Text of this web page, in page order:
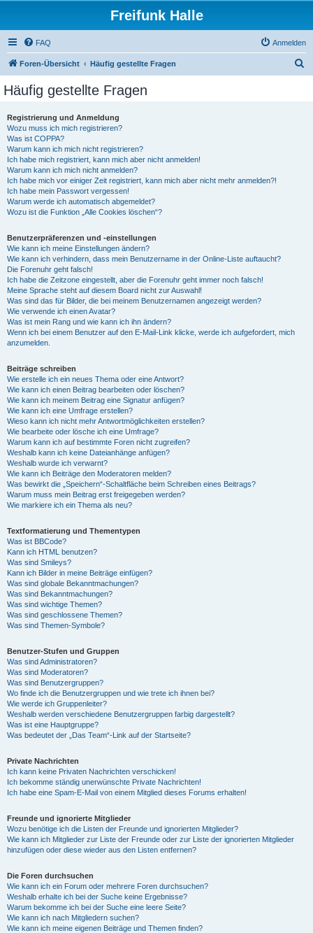
Freifunk Halle
FAQ Anmelden
Foren-Übersicht Häufig gestellte Fragen
Häufig gestellte Fragen
Registrierung und Anmeldung
Wozu muss ich mich registrieren?
Was ist COPPA?
Warum kann ich mich nicht registrieren?
Ich habe mich registriert, kann mich aber nicht anmelden!
Warum kann ich mich nicht anmelden?
Ich habe mich vor einiger Zeit registriert, kann mich aber nicht mehr anmelden?!
Ich habe mein Passwort vergessen!
Warum werde ich automatisch abgemeldet?
Wozu ist die Funktion „Alle Cookies löschen“?
Benutzerpräferenzen und -einstellungen
Wie kann ich meine Einstellungen ändern?
Wie kann ich verhindern, dass mein Benutzername in der Online-Liste auftaucht?
Die Forenuhr geht falsch!
Ich habe die Zeitzone eingestellt, aber die Forenuhr geht immer noch falsch!
Meine Sprache steht auf diesem Board nicht zur Auswahl!
Was sind das für Bilder, die bei meinem Benutzernamen angezeigt werden?
Wie verwende ich einen Avatar?
Was ist mein Rang und wie kann ich ihn ändern?
Wenn ich bei einem Benutzer auf den E-Mail-Link klicke, werde ich aufgefordert, mich
anzumelden.
Beiträge schreiben
Wie erstelle ich ein neues Thema oder eine Antwort?
Wie kann ich einen Beitrag bearbeiten oder löschen?
Wie kann ich meinem Beitrag eine Signatur anfügen?
Wie kann ich eine Umfrage erstellen?
Wieso kann ich nicht mehr Antwortmöglichkeiten erstellen?
Wie bearbeite oder lösche ich eine Umfrage?
Warum kann ich auf bestimmte Foren nicht zugreifen?
Weshalb kann ich keine Dateianhänge anfügen?
Weshalb wurde ich verwarnt?
Wie kann ich Beiträge den Moderatoren melden?
Was bewirkt die „Speichern“-Schaltfläche beim Schreiben eines Beitrags?
Warum muss mein Beitrag erst freigegeben werden?
Wie markiere ich ein Thema als neu?
Textformatierung und Thementypen
Was ist BBCode?
Kann ich HTML benutzen?
Was sind Smileys?
Kann ich Bilder in meine Beiträge einfügen?
Was sind globale Bekanntmachungen?
Was sind Bekanntmachungen?
Was sind wichtige Themen?
Was sind geschlossene Themen?
Was sind Themen-Symbole?
Benutzer-Stufen und Gruppen
Was sind Administratoren?
Was sind Moderatoren?
Was sind Benutzergruppen?
Wo finde ich die Benutzergruppen und wie trete ich ihnen bei?
Wie werde ich Gruppenleiter?
Weshalb werden verschiedene Benutzergruppen farbig dargestellt?
Was ist eine Hauptgruppe?
Was bedeutet der „Das Team“-Link auf der Startseite?
Private Nachrichten
Ich kann keine Privaten Nachrichten verschicken!
Ich bekomme ständig unerwünschte Private Nachrichten!
Ich habe eine Spam-E-Mail von einem Mitglied dieses Forums erhalten!
Freunde und ignorierte Mitglieder
Wozu benötige ich die Listen der Freunde und ignorierten Mitglieder?
Wie kann ich Mitglieder zur Liste der Freunde oder zur Liste der ignorierten Mitglieder
hinzufügen oder diese wieder aus den Listen entfernen?
Die Foren durchsuchen
Wie kann ich ein Forum oder mehrere Foren durchsuchen?
Weshalb erhalte ich bei der Suche keine Ergebnisse?
Warum bekomme ich bei der Suche eine leere Seite?
Wie kann ich nach Mitgliedern suchen?
Wie kann ich meine eigenen Beiträge und Themen finden?